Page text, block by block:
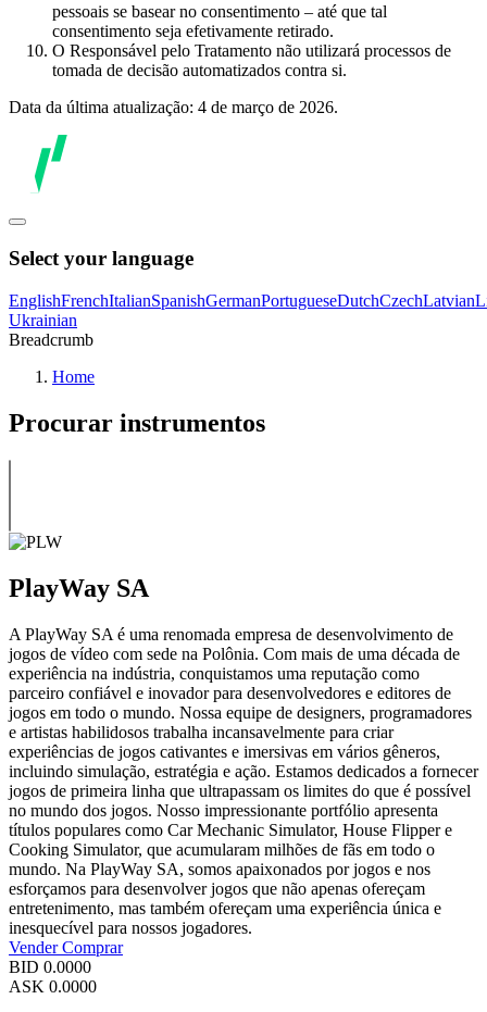
pessoais se basear no consentimento – até que tal
consentimento seja efetivamente retirado.
O Responsável pelo Tratamento não utilizará processos de
tomada de decisão automatizados contra si.
Data da última atualização: 4 de março de 2026.
Select your language
EnglishFrenchItalianSpanishGermanPortugueseDutchCzechLatvian
Ukrainian
Breadcrumb
Home
Procurar instrumentos
PlayWay SA
A PlayWay SA é uma renomada empresa de desenvolvimento de
jogos de vídeo com sede na Polônia. Com mais de uma década de
experiência na indústria, conquistamos uma reputação como
parceiro confiável e inovador para desenvolvedores e editores de
jogos em todo o mundo. Nossa equipe de designers, programadores
e artistas habilidosos trabalha incansavelmente para criar
experiências de jogos cativantes e imersivas em vários gêneros,
incluindo simulação, estratégia e ação. Estamos dedicados a fornecer
jogos de primeira linha que ultrapassam os limites do que é possível
no mundo dos jogos. Nosso impressionante portfólio apresenta
títulos populares como Car Mechanic Simulator, House Flipper e
Cooking Simulator, que acumularam milhões de fãs em todo o
mundo. Na PlayWay SA, somos apaixonados por jogos e nos
esforçamos para desenvolver jogos que não apenas ofereçam
entretenimento, mas também ofereçam uma experiência única e
inesquecível para nossos jogadores.
VenderComprar
BID 0.0000
ASK 0.0000